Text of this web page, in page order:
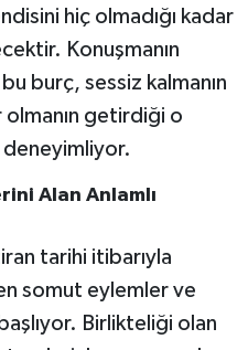
hiç olmadığı kadar
Konuşmanın
burç, sessiz kalmanın
getirdiği o
Alan Anlamlı
tarihi itibarıyla
somut eylemler ve
Birlikteliği olan